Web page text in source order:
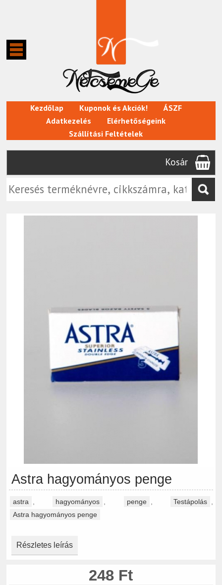
Kezdőlap Kuponok és Akciók!
ÁSZF
Adatkezelés
Elérhetőségeink
Szállítási Feltételek
Kosár
Astra hagyományos penge
astra hagyományos penge Testápolás
Astra hagyományos penge
Részletes leírás
248 Ft